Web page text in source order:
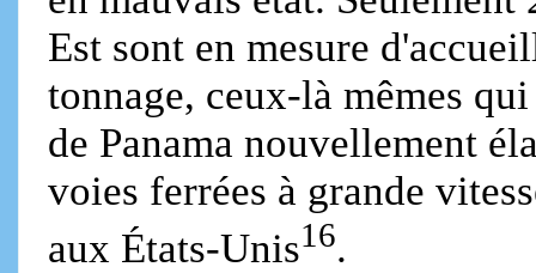
Est sont en mesure
tonnage, ceux-là mêmes
de Panama nouvellement
voies ferrées à grande
aux États-Unis16.